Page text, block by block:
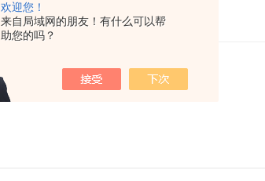
欢迎您！
来自局域网的朋友！有什么可以帮
助您的吗？